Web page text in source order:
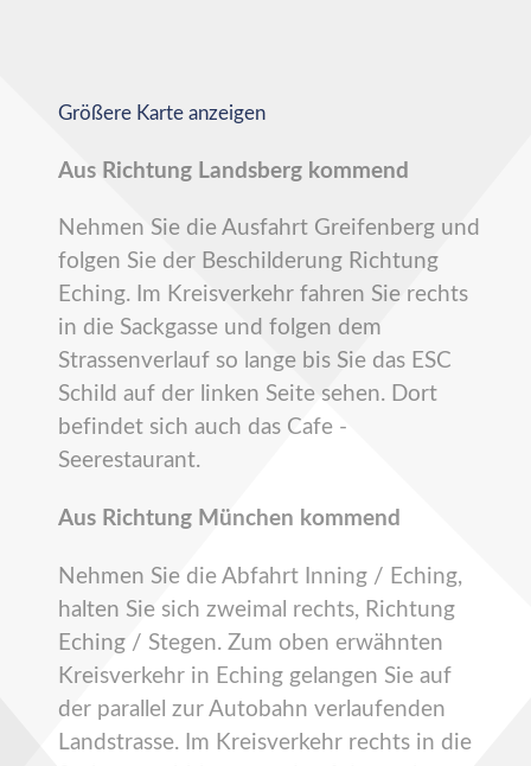
Größere Karte anzeigen
Aus Richtung Landsberg kommend
Nehmen Sie die Ausfahrt Greifenberg und
folgen Sie der Beschilderung Richtung
Eching. Im Kreisverkehr fahren Sie rechts
in die Sackgasse und folgen dem
Strassenverlauf so lange bis Sie das ESC
Schild auf der linken Seite sehen. Dort
befindet sich auch das Cafe -
Seerestaurant.
Aus Richtung München kommend
Nehmen Sie die Abfahrt Inning / Eching,
halten Sie sich zweimal rechts, Richtung
Eching / Stegen. Zum oben erwähnten
Kreisverkehr in Eching gelangen Sie auf
der parallel zur Autobahn verlaufenden
Landstrasse. Im Kreisverkehr rechts in die